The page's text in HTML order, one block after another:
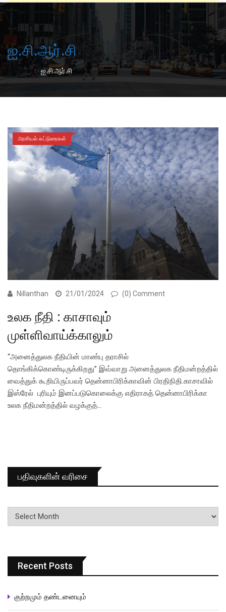
ஐ.சி.ஆர்.சி
Home-ஐ.சி.ஆர்.சி
அரசியல் கட்டுரைகள்
Nillanthan 21/01/2024 (0) Comment
உலக நீதி : காசாவும்
முள்ளிவாய்க்காலும்
“அனைத்துலக நீதியின் மாண்பு தராசில்
தொங்கிக்கொண்டிருக்கிறது” இவ்வாறு அனைத்துலக நீதிமன்றத்தில்
வைத்துக் கூறியிருப்பவர் தென்னாபிரிக்காவின் பிரதிநிதி.காசாவில்
இஸ்ரேல் புரியும் இனப்படுகொலைக்கு எதிராகத் தென்னாபிரிக்கா
உலக நீதிமன்றத்தில் வழக்குத்…
பதிவுகளின் வரிசை
பதிவுகளின்
வரிசை
Recent Posts
குற்றமும் தண்டனையும்